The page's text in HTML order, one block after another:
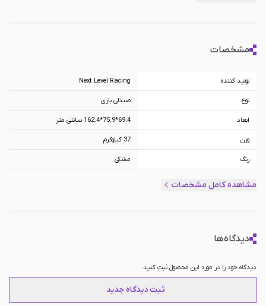
مشخصات
تولید کننده Next Level Racing
نوع صندلی بازی
ابعاد 69.4*75.9*162.4 سانتی متر
وزن 37 کیلوگرم
رنگ مشکی
مشاهده کامل مشخصات
دیدگاه‌ها
دیدگاه خود را در مورد این محصول ثبت کنید:
ثبت دیدگاه جدید